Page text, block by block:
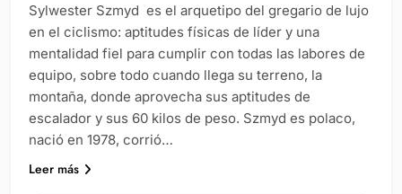
Sylwester Szmyd es el arquetipo del gregario de lujo
en el ciclismo: aptitudes físicas de líder y una
mentalidad fiel para cumplir con todas las labores de
equipo, sobre todo cuando llega su terreno, la
montaña, donde aprovecha sus aptitudes de
escalador y sus 60 kilos de peso. Szmyd es polaco,
nació en 1978, corrió…
Leer más